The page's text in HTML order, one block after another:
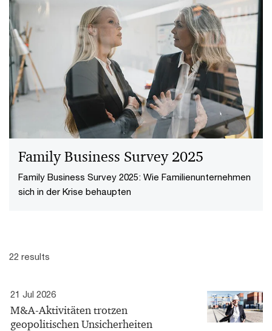
Family Business Survey 2025
Family Business Survey 2025: Wie Familienunternehmen
sich in der Krise behaupten
22 results
21 Jul 2026
M&A-Aktivitäten trotzen
geopolitischen Unsicherheiten